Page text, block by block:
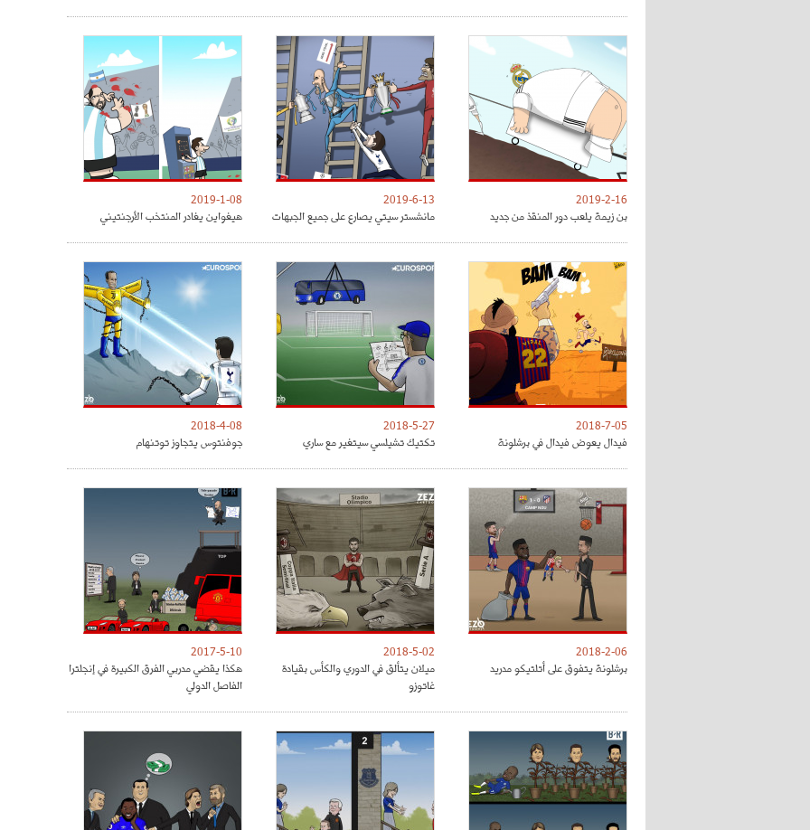
2019-2-16
بن زيمة يلعب دور المنقذ من جديد
2019-6-13
مانشستر سيتي يصارع على جميع الجبهات
2019-1-08
هيغواين يغادر المنتخب الأرجنتيني
2018-7-05
فيدال يعوض فيدال في برشلونة
2018-5-27
تكتيك تشيلسي سيتغير مع ساري
2018-4-08
جوفنتوس يتجاوز توتنهام
2018-2-06
برشلونة يتفوق على أتلتيكو مدريد
2018-5-02
ميلان يتألق في الدوري والكأس بقيادة
غاتوزو
2017-5-10
هكذا يقضي مدربي الفرق الكبيرة في إنجلترا
الفاصل الدولي